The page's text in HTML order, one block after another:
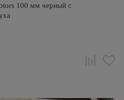
100 мм черный с